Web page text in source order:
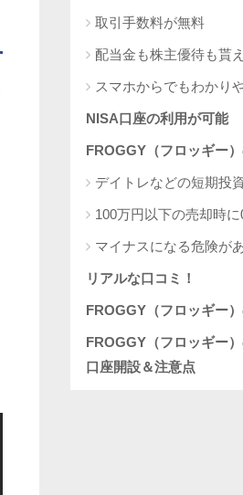
取引手数料が無料
配当金も株主優待も貰
スマホからでもわかり
NISA口座の利用が可能
FROGGY（フロッギー
デイトレなどの短期投
100万円以下の売却時
マイナスになる危険が
リアルな口コミ！
FROGGY（フロッギー
FROGGY（フロッギー
口座開設＆注意点